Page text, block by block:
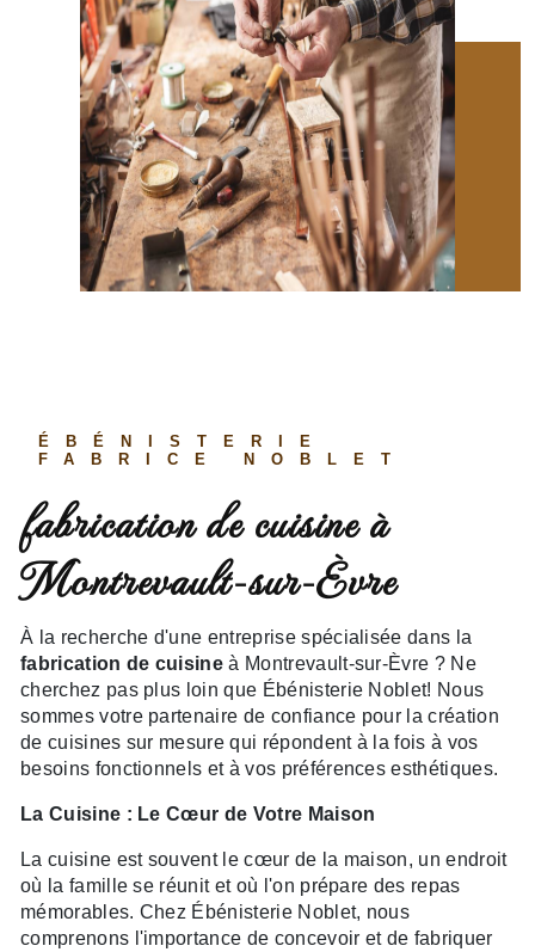
ÉBÉNISTERIE
FABRICE NOBLET
fabrication de cuisine à
Montrevault-sur-Èvre
À la recherche d'une entreprise spécialisée dans la
fabrication de cuisine à Montrevault-sur-Èvre ? Ne
cherchez pas plus loin que Ébénisterie Noblet! Nous
sommes votre partenaire de confiance pour la création
de cuisines sur mesure qui répondent à la fois à vos
besoins fonctionnels et à vos préférences esthétiques.
La Cuisine : Le Cœur de Votre Maison
La cuisine est souvent le cœur de la maison, un endroit
où la famille se réunit et où l'on prépare des repas
mémorables. Chez Ébénisterie Noblet, nous
comprenons l'importance de concevoir et de fabriquer